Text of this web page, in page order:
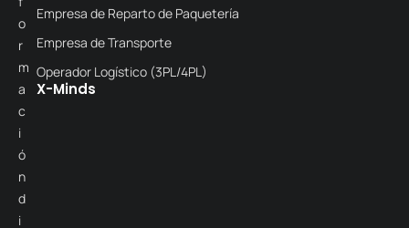
o
r
m
a
c
i
ó
n
d
i
Empresa de Reparto de Paquetería
Empresa de Transporte
Operador Logístico (3PL/4PL)
X-Minds